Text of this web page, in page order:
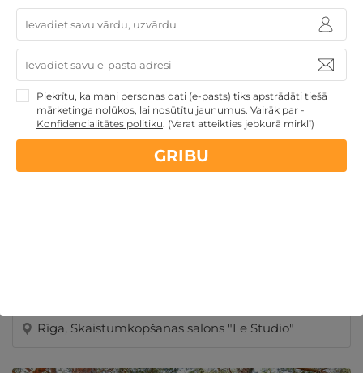
Restorāna "Beef Room" DĀVANU KARTE
Rīga, Restorāns "Beef Room"
Rīga, Skaistumkopšanas salons "Le Studio"
Piekrītu, ka mani personas dati (e-pasts) tiks apstrādāti tiešā
mārketinga nolūkos, lai nosūtītu jaunumus. Vairāk par -
Konfidencialitātes politiku. (Varat atteikties jebkurā mirklī)
GRIBU